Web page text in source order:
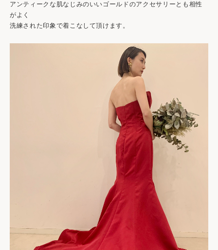
アンティークな肌なじみのいいゴールドのアクセサリーとも相性
がよく
洗練された印象で着こなして頂けます。